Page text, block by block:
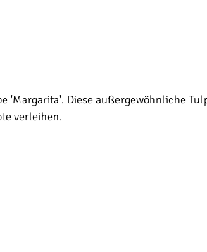
'Margarita'. Diese außergewöhnliche
verleihen.